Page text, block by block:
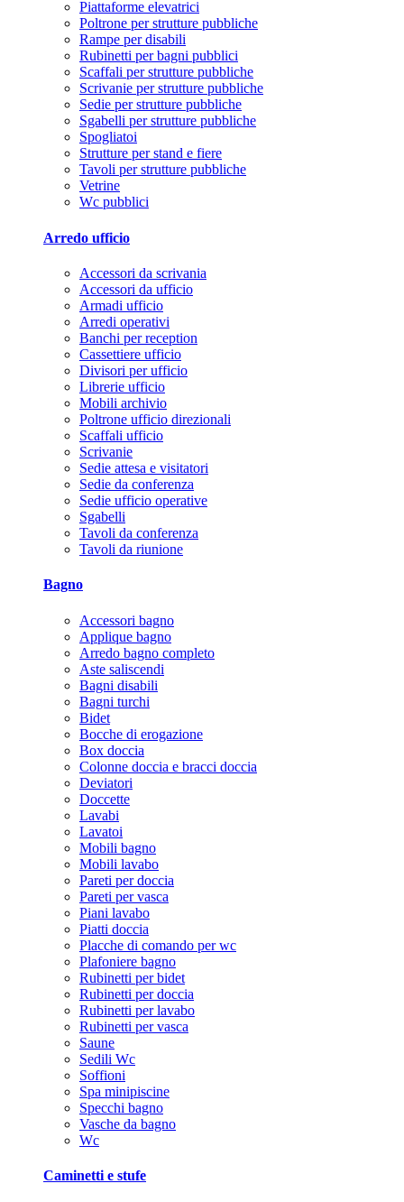
Piattaforme elevatrici
Poltrone per strutture pubbliche
Rampe per disabili
Rubinetti per bagni pubblici
Scaffali per strutture pubbliche
Scrivanie per strutture pubbliche
Sedie per strutture pubbliche
Sgabelli per strutture pubbliche
Spogliatoi
Strutture per stand e fiere
Tavoli per strutture pubbliche
Vetrine
Wc pubblici
Arredo ufficio
Accessori da scrivania
Accessori da ufficio
Armadi ufficio
Arredi operativi
Banchi per reception
Cassettiere ufficio
Divisori per ufficio
Librerie ufficio
Mobili archivio
Poltrone ufficio direzionali
Scaffali ufficio
Scrivanie
Sedie attesa e visitatori
Sedie da conferenza
Sedie ufficio operative
Sgabelli
Tavoli da conferenza
Tavoli da riunione
Bagno
Accessori bagno
Applique bagno
Arredo bagno completo
Aste saliscendi
Bagni disabili
Bagni turchi
Bidet
Bocche di erogazione
Box doccia
Colonne doccia e bracci doccia
Deviatori
Doccette
Lavabi
Lavatoi
Mobili bagno
Mobili lavabo
Pareti per doccia
Pareti per vasca
Piani lavabo
Piatti doccia
Placche di comando per wc
Plafoniere bagno
Rubinetti per bidet
Rubinetti per doccia
Rubinetti per lavabo
Rubinetti per vasca
Saune
Sedili Wc
Soffioni
Spa minipiscine
Specchi bagno
Vasche da bagno
Wc
Caminetti e stufe